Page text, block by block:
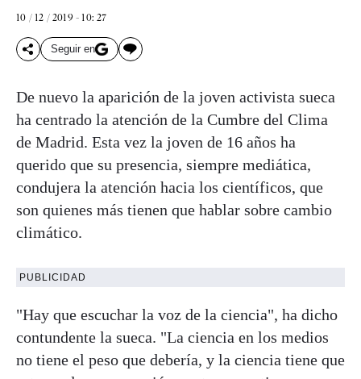
10 / 12 / 2019 - 10: 27
Seguir en
De nuevo la aparición de la joven activista sueca
ha centrado la atención de la Cumbre del Clima
de Madrid. Esta vez la joven de 16 años ha
querido que su presencia, siempre mediática,
condujera la atención hacia los científicos, que
son quienes más tienen que hablar sobre cambio
climático.
PUBLICIDAD
"Hay que escuchar la voz de la ciencia", ha dicho
contundente la sueca. "La ciencia en los medios
no tiene el peso que debería, y la ciencia tiene que